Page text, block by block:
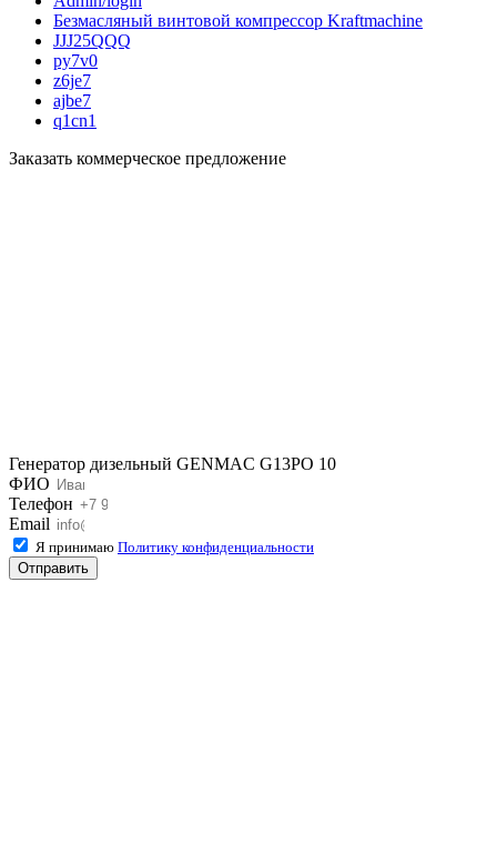
Безмасляный винтовой компрессор Kraftmaсhine
JJJ25QQQ
py7v0
z6je7
ajbe7
q1cn1
Заказать коммерческое предложение
Генератор дизельный GENMAC G13PO 10
ФИО
Телефон
Email
Я принимаю Политику конфиденциальности
Отправить